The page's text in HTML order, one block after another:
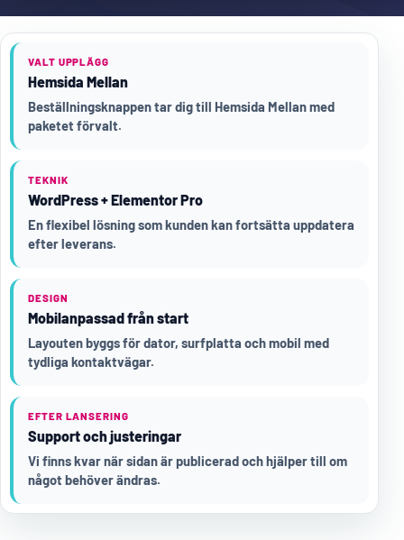
VALT UPPLÄGG
Hemsida Mellan
Beställningsknappen tar dig till Hemsida Mellan med
paketet förvalt.
TEKNIK
WordPress + Elementor Pro
En flexibel lösning som kunden kan fortsätta uppdatera
efter leverans.
DESIGN
Mobilanpassad från start
Layouten byggs för dator, surfplatta och mobil med
tydliga kontaktvägar.
EFTER LANSERING
Support och justeringar
Vi finns kvar när sidan är publicerad och hjälper till om
något behöver ändras.